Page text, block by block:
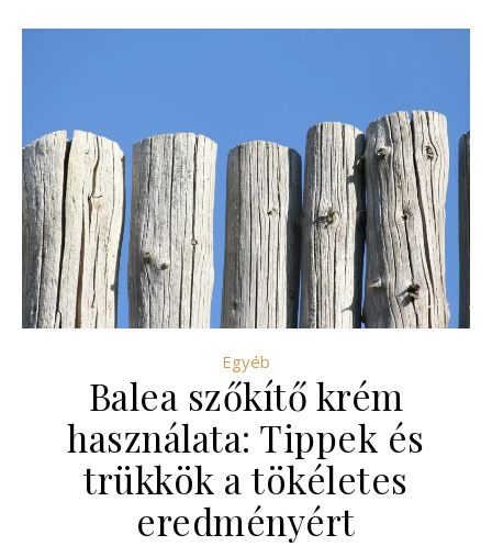
Egyéb
Balea szőkítő krém
használata: Tippek és
trükkök a tökéletes
eredményért